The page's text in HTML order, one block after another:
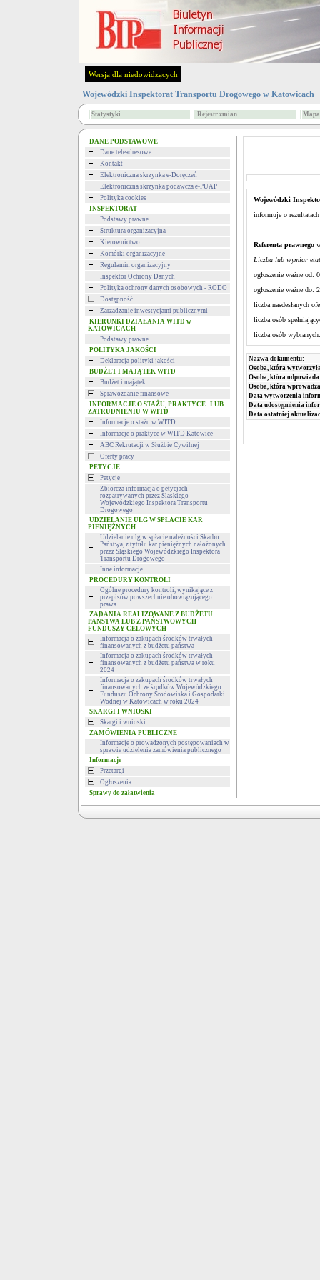
Wersja dla niedowidzących
Wojewódzki Inspektorat Transportu Drogowego w Katowicach
Statystyki Rejestr zmian
DANE PODSTAWOWE
Dane teleadresowe
Kontakt
Elektroniczna skrzynka e-Doręczeń
Elektroniczna skrzynka podawcza e-PUAP
Polityka cookies
INSPEKTORAT
Podstawy prawne
Struktura organizacyjna
Kierownictwo
Komórki organizacyjne
Regulamin organizacyjny
Inspektor Ochrony Danych
Polityka ochrony danych osobowych - RODO
Dostępność
Zarządzanie inwestycjami publicznymi
KIERUNKI DZIAŁANIA WITD w
KATOWICACH
Podstawy prawne
POLITYKA JAKOŚCI
Deklaracja polityki jakości
BUDŻET I MAJĄTEK WITD
Budżet i majątek
Sprawozdanie finansowe
INFORMACJE O STAŻU, PRAKTYCE LUB
ZATRUDNIENIU W WITD
Informacje o stażu w WITD
Informacje o praktyce w WITD Katowice
ABC Rekrutacji w Służbie Cywilnej
Oferty pracy
PETYCJE
Petycje
Zbiorcza informacja o petycjach
rozpatrywanych przez Śląskiego
Wojewódzkiego Inspektora Transportu
Drogowego
UDZIELANIE ULG W SPŁACIE KAR
PIENIĘŻNYCH
Udzielanie ulg w spłacie należności Skarbu
Państwa, z tytułu kar pieniężnych nałożonych
przez Śląskiego Wojewódzkiego Inspektora
Transportu Drogowego
Inne informacje
PROCEDURY KONTROLI
Ogólne procedury kontroli, wynikające z
przepisów powszechnie obowiązującego
prawa
ZADANIA REALIZOWANE Z BUDŻETU
PAŃSTWA LUB Z PAŃSTWOWYCH
FUNDUSZY CELOWYCH
Informacja o zakupach środków trwałych
finansowanych z budżetu państwa
Informacja o zakupach środków trwałych
finansowanych z budżetu państwa w roku
2024
Informacja o zakupach środków trwałych
finansowanych ze środków Wojewódzkiego
Funduszu Ochrony Środowiska i Gospodarki
Wodnej w Katowicach w roku 2024
SKARGI I WNIOSKI
Skargi i wnioski
ZAMÓWIENIA PUBLICZNE
Informacje o prowadzonych postępowaniach w
sprawie udzielenia zamówienia publicznego
Informacje
Przetargi
Ogłoszenia
Sprawy do załatwienia
Wojewódzki
informuje o
Referenta prawnego
Liczba lub wymiar
ogłoszenie ważne od:
ogłoszenie ważne do:
liczba nasdesłanych
liczba osób
liczba osób
Nazwa dokumentu:
Osoba, która
Osoba, która odpowiada
Osoba, która
Data wytworzenia
Data udostępnienia
Data ostatniej